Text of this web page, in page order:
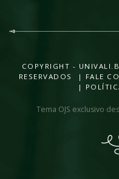
COPYRIGHT -
RESERVADOS |
FALE
|
Tema OJS exclusivo